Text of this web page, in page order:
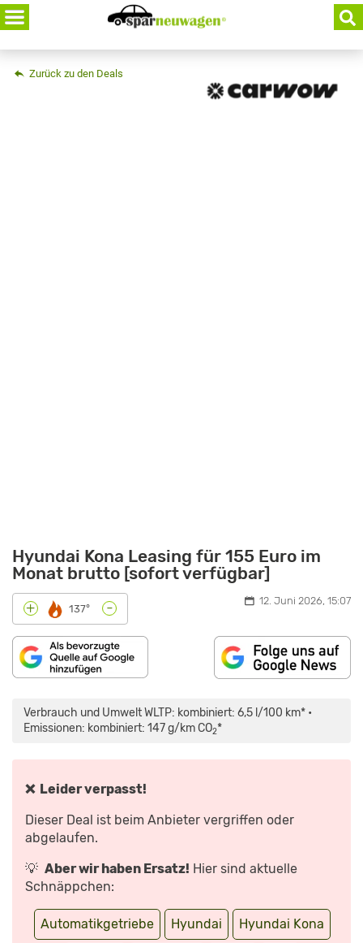
Skip
to
content
Zurück zu den Deals
Hyundai Kona Leasing für 155 Euro im
Monat brutto [sofort verfügbar]
+ 137° - 12. Juni 2026, 15:07
Verbrauch und Umwelt WLTP: kombiniert: 6,5 l/100 km* •
Emissionen: kombiniert: 147 g/km CO2*
❌ Leider verpasst!
Dieser Deal ist beim Anbieter vergriffen oder
abgelaufen.
💡 Aber wir haben Ersatz! Hier sind aktuelle
Schnäppchen:
Automatikgetriebe Hyundai Hyundai Kona
(2023)
ERSTE
SÜDKOREA
PETER
FISCHER“
VON
YOUTUBE